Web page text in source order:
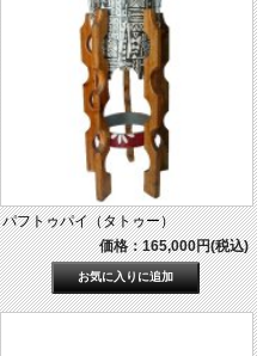
パフトゥパイ（タトゥー）
価格：165,000円(税込)